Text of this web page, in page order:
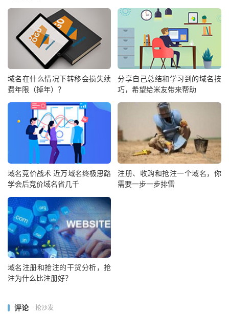
域名在什么情况下转移会损失续
费年限（掉年）？
分享自己总结和学习到的域名技
巧，希望给米友带来帮助
域名竞价战术 近万域名终极思路
学会后竞价域名省几千
注册、收购和抢注一个域名，你
需要一步一步排雷
域名注册和抢注的干货分析，抢
注为什么比注册好？
评论 抢沙发